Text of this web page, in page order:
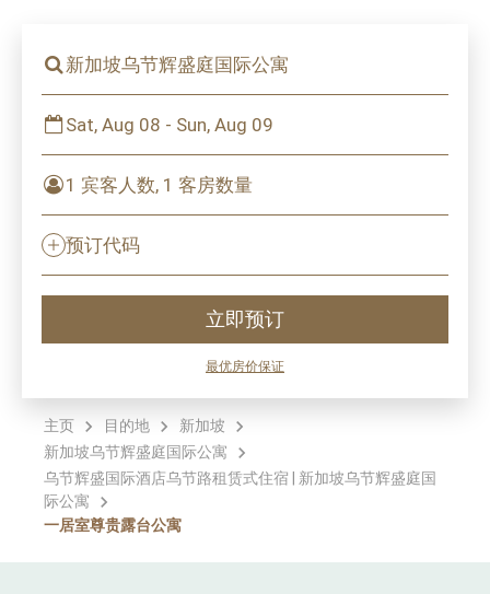
新加坡乌节辉盛庭国际公寓
Sat, Aug 08 - Sun, Aug 09
1 宾客人数, 1 客房数量
预订代码
立即预订
最优房价保证
主页 目的地
新加坡
新加坡乌节辉盛庭国际公寓
乌节辉盛国际酒店乌节路租赁式住宿 | 新加坡乌节辉盛庭国
际公寓
一居室尊贵露台公寓